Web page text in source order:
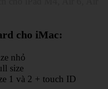
cho iMac:
nhỏ
size
1 và 2 + touch ID